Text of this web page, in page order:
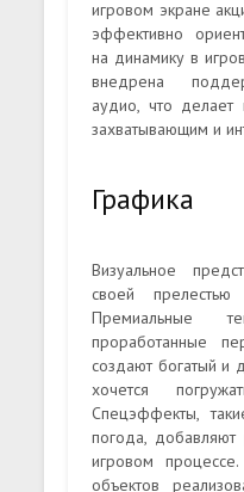
игровом экране
эффективно
на динамику в
внедрена
аудио, что
захватывающим и
Графика
Визуальное
своей прелестью
Премиальные
проработанные
создают богатый и
хочется
Спецэффекты,
погода, добавляют
игровом
объектов